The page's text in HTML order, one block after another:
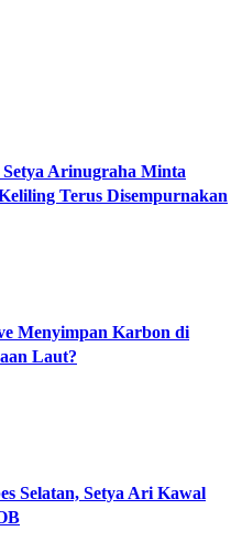
Arinugraha Minta
Terus Disempurnakan
Menyimpan Karbon di
Laut?
Selatan, Setya Ari Kawal